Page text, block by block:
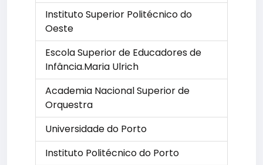
Instituto Superior Politécnico do
Oeste
Escola Superior de Educadores de
Infância.Maria Ulrich
Academia Nacional Superior de
Orquestra
Universidade do Porto
Instituto Politécnico do Porto